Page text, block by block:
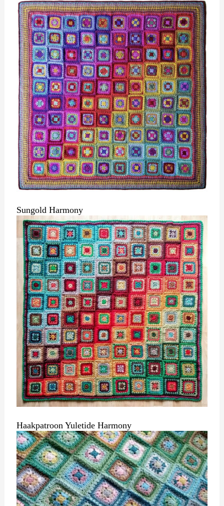
Sungold Harmony
Haakpatroon Yuletide Harmony